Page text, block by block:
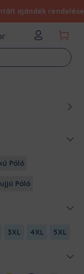
ajándék
Póló
Póló
3XL 4XL 5XL